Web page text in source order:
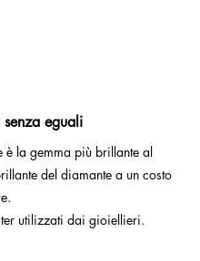
eguali
è la gemma più brillante al
del diamante a un costo
utilizzati dai gioiellieri.